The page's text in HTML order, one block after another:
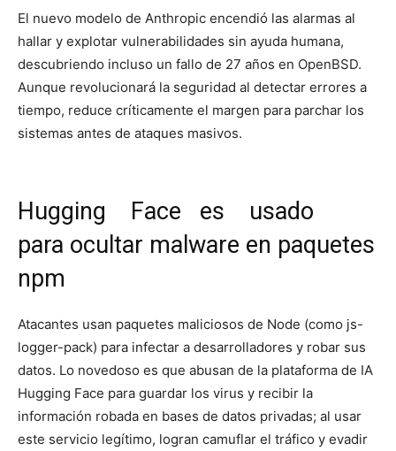
El nuevo modelo de Anthropic encendió las alarmas al
hallar y explotar vulnerabilidades sin ayuda humana,
descubriendo incluso un fallo de 27 años en OpenBSD.
Aunque revolucionará la seguridad al detectar errores a
tiempo, reduce críticamente el margen para parchar los
sistemas antes de ataques masivos.
Hugging Face es usado
para ocultar malware en paquetes
npm
Atacantes usan paquetes maliciosos de Node (como js-
logger-pack) para infectar a desarrolladores y robar sus
datos. Lo novedoso es que abusan de la plataforma de IA
Hugging Face para guardar los virus y recibir la
información robada en bases de datos privadas; al usar
este servicio legítimo, logran camuflar el tráfico y evadir